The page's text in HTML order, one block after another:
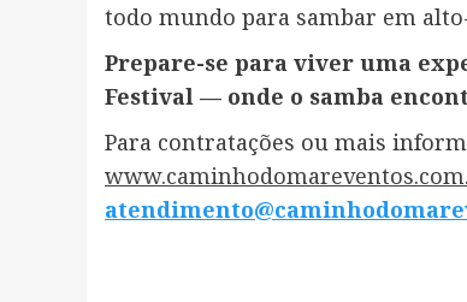
todo mundo para sambar em
Prepare-se para viver uma
Festival — onde o samba
Para contratações ou mais